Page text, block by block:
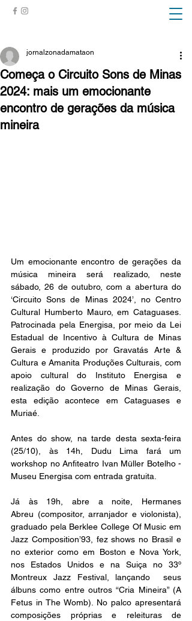
Começa o Circuito Sons de Minas
2024: mais um emocionante
encontro de gerações da música
mineira
jornalzonadamataon
Um emocionante encontro de gerações da
música mineira será realizado, neste
sábado, 26 de outubro, com a abertura do
‘Circuito Sons de Minas 2024’, no Centro
Cultural Humberto Mauro, em Cataguases.
Patrocinada pela Energisa, por meio da Lei
Estadual de Incentivo à Cultura de Minas
Gerais e produzido por Gravatás Arte &
Cultura e Amanita Produções Culturais, com
apoio cultural do Instituto Energisa e
realização do Governo de Minas Gerais,
esta edição acontece em Cataguases e
Muriaé.
Antes do show, na tarde desta sexta-feira
(25/10), às 14h, Dudu Lima fará um
workshop no Anfiteatro Ivan Müller Botelho -
Museu Energisa com entrada gratuita.
Já às 19h, abre a noite, Hermanes
Abreu (compositor, arranjador e violonista),
graduado pela Berklee College Of Music em
Jazz Composition’93, fez shows no Brasil e
no exterior como em Boston e Nova York,
nos Estados Unidos e na Suiça no 33º
Montreux Jazz Festival, lançando  seus
álbuns como entre outros “Cria Mineira” (A
Fetus in The Womb). No palco apresentará
composições próprias e releituras de